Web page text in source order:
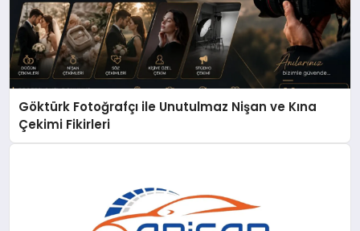
Göktürk Fotoğrafçı ile Unutulmaz Nişan ve Kına
Çekimi Fikirleri